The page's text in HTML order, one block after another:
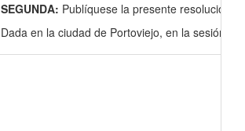
SEGUNDA: Publíquese la presente resolución
Dada en la ciudad de Portoviejo, en la sesión